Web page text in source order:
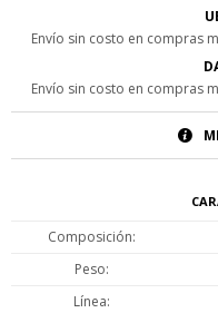
Envío sin costo en compras
Envío sin costo en compras
Composición
Peso
Línea